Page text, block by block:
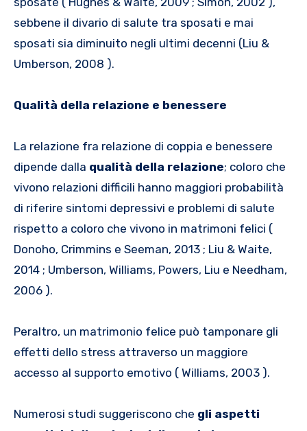
sebbene il divario di salute tra sposati e mai
sposati sia diminuito negli ultimi decenni (Liu &
Umberson, 2008 ).
Qualità della relazione e benessere
La relazione fra relazione di coppia e benessere
dipende dalla qualità della relazione; coloro che
vivono relazioni difficili hanno maggiori probabilità
di riferire sintomi depressivi e problemi di salute
rispetto a coloro che vivono in matrimoni felici (
Donoho, Crimmins e Seeman, 2013 ; Liu & Waite,
2014 ; Umberson, Williams, Powers, Liu e Needham,
2006 ).
Peraltro, un matrimonio felice può tamponare gli
effetti dello stress attraverso un maggiore
accesso al supporto emotivo ( Williams, 2003 ).
Numerosi studi suggeriscono che gli aspetti